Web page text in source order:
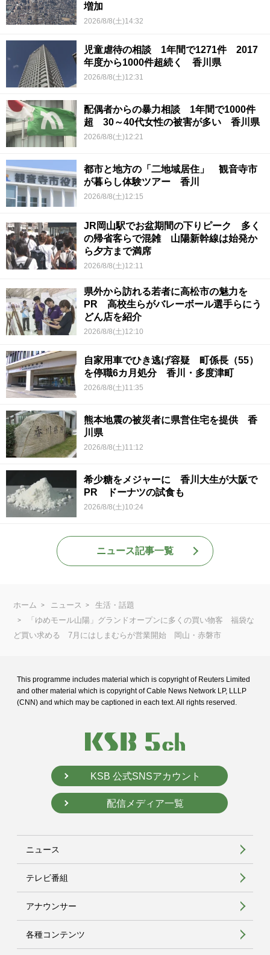
増加
2026/8/8(土)14:32
児童虐待の相談 1年間で1271件 2017
年度から1000件超続く 香川県
2026/8/8(土)12:31
配偶者からの暴力相談 1年間で1000件
超 30～40代女性の被害が多い 香川県
2026/8/8(土)12:21
都市と地方の「二地域居住」 観音寺市
が暮らし体験ツアー 香川
2026/8/8(土)12:15
JR岡山駅でお盆期間の下りピーク 多く
の帰省客らで混雑 山陽新幹線は始発か
ら夕方まで満席
2026/8/8(土)12:11
県外から訪れる若者に高松市の魅力を
PR 高校生らがバレーボール選手らにう
どん店を紹介
2026/8/8(土)12:10
自家用車でひき逃げ容疑 町係長（55）
を停職6カ月処分 香川・多度津町
2026/8/8(土)11:35
熊本地震の被災者に県営住宅を提供 香
川県
2026/8/8(土)11:12
希少糖をメジャーに 香川大生が大阪で
PR ドーナツの試食も
2026/8/8(土)10:24
ニュース記事一覧
ホーム ニュース
生活・話題
「ゆめモール山陽」グランドオープンに多くの買い物客 福袋な
ど買い求める 7月にはしまむらが営業開始 岡山・赤磐市
This programme includes material which is copyright of Reuters Limited
and other material which is copyright of Cable News Network LP, LLLP
(CNN) and which may be captioned in each text. All rights reserved.
KSB 公式SNSアカウント
配信メディア一覧
ニュース
テレビ番組
アナウンサー
各種コンテンツ